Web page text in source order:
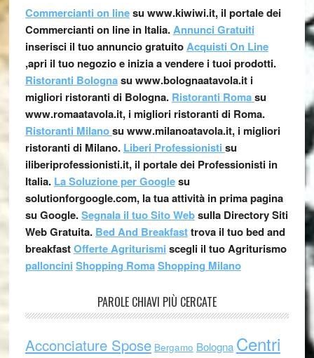
Commercianti on linesu www.kiwiwi.it, il portale dei
Commercianti on line in Italia.Annunci Gratuiti
inserisci il tuo annuncio gratuitoAcquisti On Line
,apri il tuo negozio e inizia a vendere i tuoi prodotti.
Ristoranti Bolognasu www.bolognaatavola.it i
migliori ristoranti di Bologna. Ristoranti Romasu
www.romaatavola.it, i migliori ristoranti di Roma.
Ristoranti Milanosu www.milanoatavola.it, i migliori
ristoranti di Milano. Liberi Professionisti su
iliberiprofessionisti.it, il portale dei Professionisti in
Italia. La Soluzione per Googlesu
solutionforgoogle.com, la tua attività in prima pagina
su Google.Segnala il tuo Sito Websulla Directory Siti
Web Gratuita. Bed And Breakfasttrova il tuo bed and
breakfastOfferte Agriturismi scegli il tuo Agriturismo
palloncini Shopping RomaShopping Milano
PAROLE CHIAVI PIÙ CERCATE
Acconciature Spose Bergamo Bologna Centri